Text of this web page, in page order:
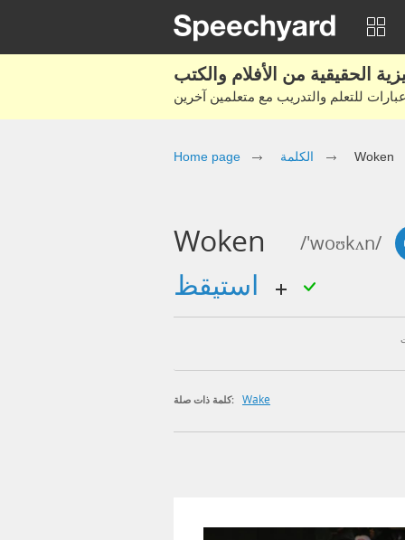
Home page الكلمة Woken
Woken /'woʊkʌn/
كلمة ذات صلة: Wake